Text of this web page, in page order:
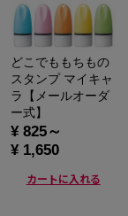
どこでももちもの
スタンプ マイキャ
ラ【メールオーダ
ー式】
¥ 825～
¥ 1,650
カートに入れる